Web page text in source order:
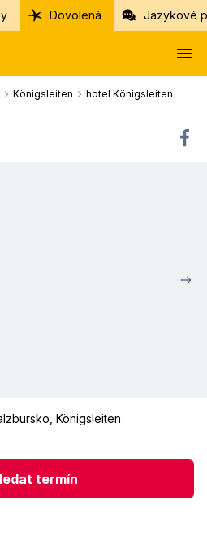
Dovolená Jazykové
Königsleiten hotel Königsleiten
Königsleiten
termín